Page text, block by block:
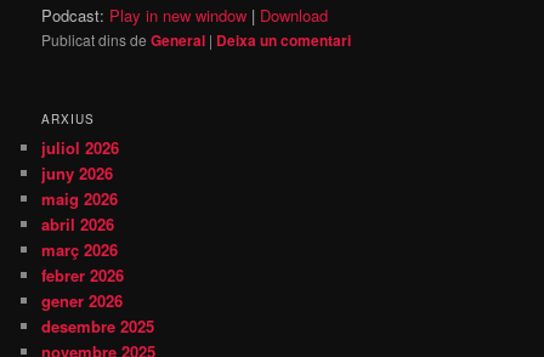
Podcast: Play in new window | Download
Publicat dins de General | Deixa un comentari
ARXIUS
juliol 2026
juny 2026
maig 2026
abril 2026
març 2026
febrer 2026
gener 2026
desembre 2025
novembre 2025